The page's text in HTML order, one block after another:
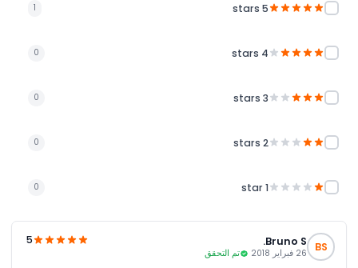
5 stars
1
4 stars
0
3 stars
0
2 stars
0
1 star
0
BS
Bruno S.
26 فبراير 2018 تم التحقق
5